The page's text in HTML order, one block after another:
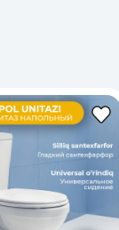
Фитнес-
Ремешки
Экшен-